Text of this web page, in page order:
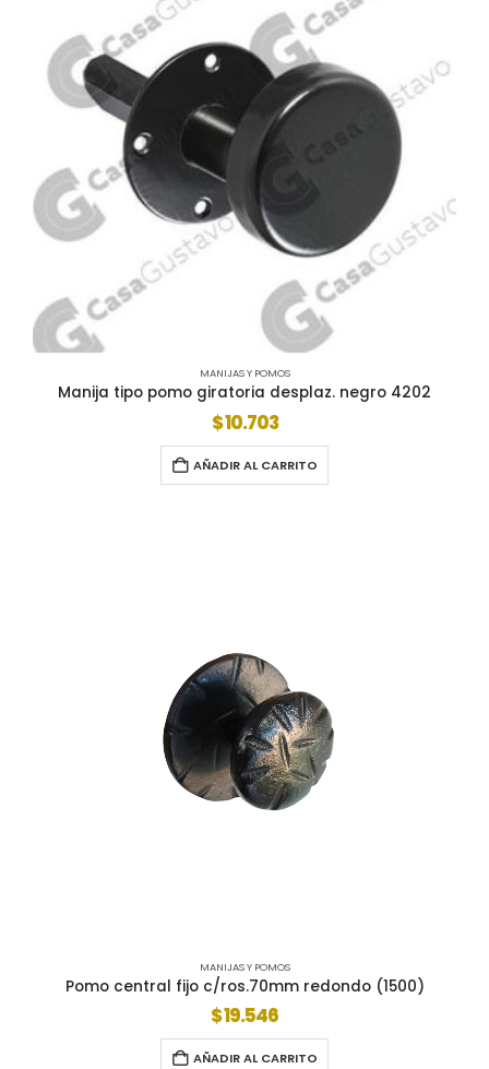
MANIJAS Y POMOS
Manija tipo pomo giratoria desplaz. negro 4202
$10.703
AÑADIR AL CARRITO
MANIJAS Y POMOS
Pomo central fijo c/ros.70mm redondo (1500)
$19.546
AÑADIR AL CARRITO